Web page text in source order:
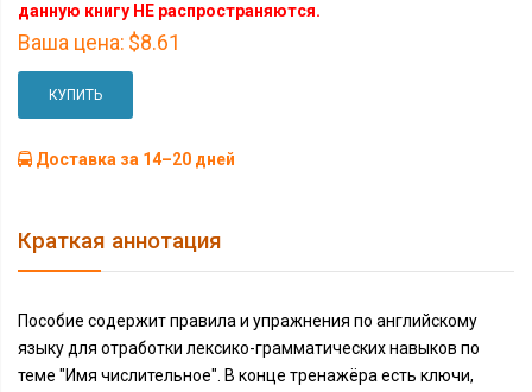
данную книгу НЕ распространяются.
Ваша цена: $8.61
КУПИТЬ
Доставка за 14–20 дней
Краткая аннотация
Пособие содержит правила и упражнения по английскому
языку для отработки лексико-грамматических навыков по
теме "Имя числительное". В конце тренажёра есть ключи,